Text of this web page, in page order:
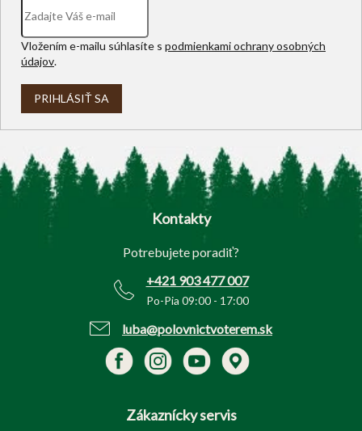
Vložením e-mailu súhlasíte s podmienkami ochrany osobných
údajov.
PRIHLÁSIŤ SA
Z
Kontakty
Potrebujete poradiť?
+421 903 477 007
Po-Pia 09:00 - 17:00
luba@polovnictvoterem.sk
Zákaznícky servis